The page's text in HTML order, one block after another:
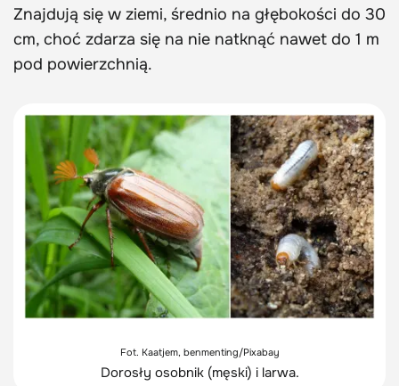
Znajdują się w ziemi, średnio na głębokości do 30
cm, choć zdarza się na nie natknąć nawet do 1 m
pod powierzchnią.
Fot. Kaatjem, benmenting/Pixabay
Dorosły osobnik (męski) i larwa.